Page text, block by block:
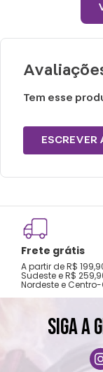
® Largura
® Material:
Uso
® Não
®
® Não
secadora.
30°C.
® Limpeza
® Não limpar
Tem esse
Frete grátis
A partir de R$
Sudeste e R$
Nordeste e Centro-
SIGA A